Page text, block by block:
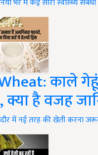
भर में कई सारी स्वास्थ्य
काले
क्या है वजह
में नई तरह की खेती करना